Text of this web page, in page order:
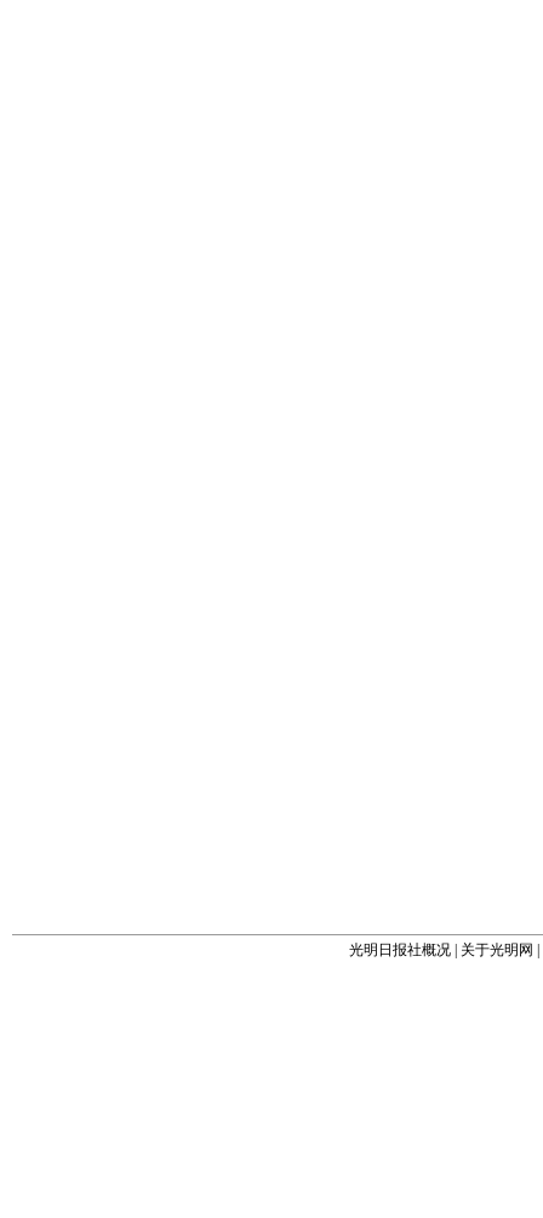
光明日报社概况 关于光明网